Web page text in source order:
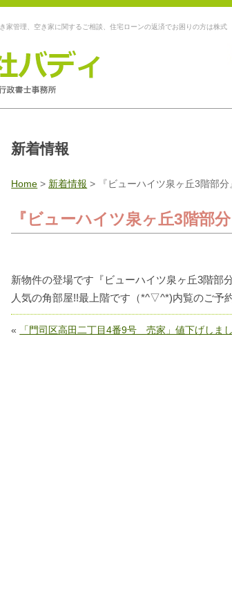
家管理、空き家に関するご相談、住宅ローンの返済でお困りの方は株式
新着情報
Home > 新着情報 > 『ビューハイツ泉ヶ丘3階部
『ビューハイツ泉ヶ丘3階部
新物件の登場です『ビューハイツ泉ヶ丘3階部
人気の角部屋!!最上階です（*^▽^*)内覧のご
«
「門司区高田二丁目4番9号 売家」値下げしま